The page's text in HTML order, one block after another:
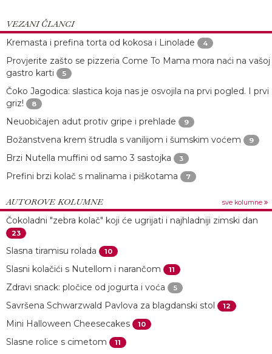
VEZANI ČLANCI
Kremasta i prefina torta od kokosa i Linolade
4
Provjerite zašto se pizzeria Come To Mama mora naći na vašoj
gastro karti
5
Čoko Jagodica: slastica koja nas je osvojila na prvi pogled. I prvi
griz!
8
Neuobičajen adut protiv gripe i prehlade 9
Božanstvena krem štrudla s vanilijom i šumskim voćem 9
Brzi Nutella muffini od samo 3 sastojka 3
Prefini brzi kolač s malinama i piškotama 7
AUTOROVE KOLUMNE sve kolumne
Čokoladni "zebra kolač" koji će ugrijati i najhladniji zimski dan
23
Slasna tiramisu rolada 10
Slasni kolačići s Nutellom i narančom 11
Zdravi snack: pločice od jogurta i voća 5
Savršena Schwarzwald Pavlova za blagdanski stol 12
Mini Halloween Cheesecakes 10
Slasne rolice s cimetom 11